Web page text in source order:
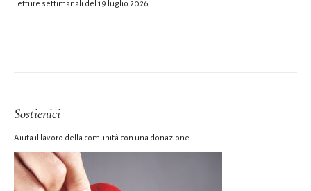
Letture settimanali del 19 luglio 2026
Sostienici
Aiuta il lavoro della comunità con una donazione.